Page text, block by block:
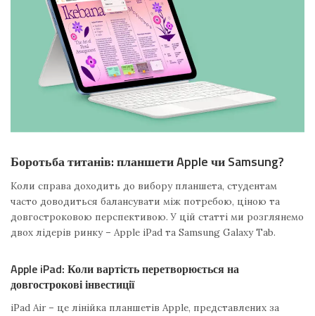
Боротьба титанів: планшети Apple чи Samsung?
Коли справа доходить до вибору планшета, студентам
часто доводиться балансувати між потребою, ціною та
довгостроковою перспективою. У цій статті ми розглянемо
двох лідерів ринку – Apple iPad та Samsung Galaxy Tab.
Apple iPad: Коли вартість перетворюється на
довгострокові інвестиції
iPad Air – це лінійка планшетів Apple, представлених за